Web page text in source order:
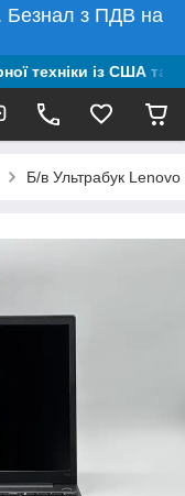
Безнал з ПДВ на
техніки із США та
Б/в Ультрабук